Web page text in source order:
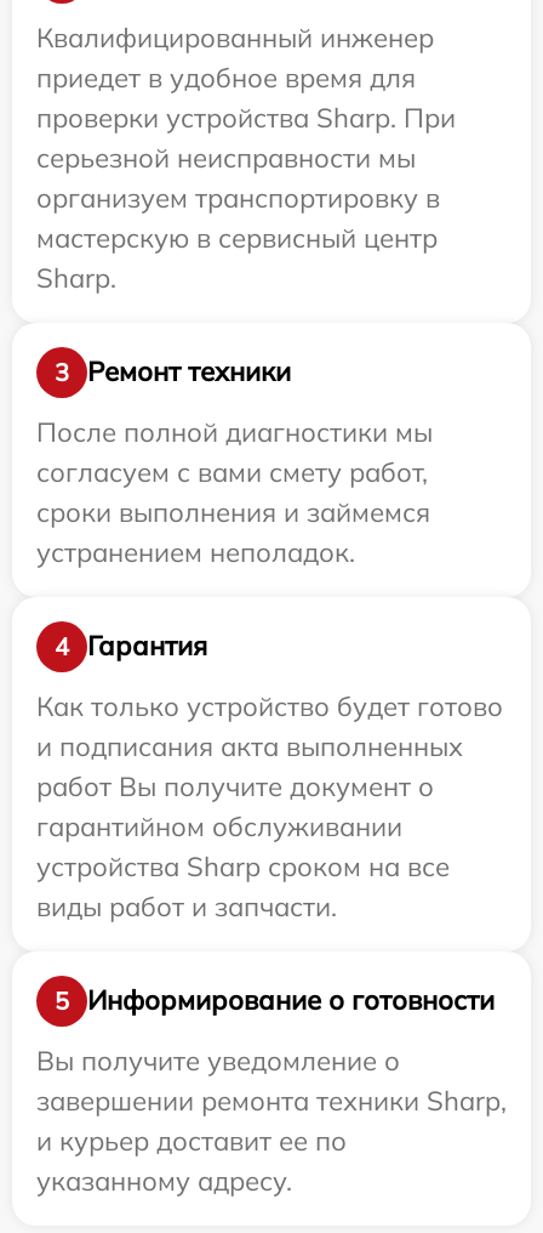
Квалифицированный инженер
приедет в удобное время для
проверки устройства Sharp. При
серьезной неисправности мы
организуем транспортировку в
мастерскую в сервисный центр
Sharp.
3
Ремонт техники
После полной диагностики мы
согласуем с вами смету работ,
сроки выполнения и займемся
устранением неполадок.
4
Гарантия
Как только устройство будет готово
и подписания акта выполненных
работ Вы получите документ о
гарантийном обслуживании
устройства Sharp сроком на все
виды работ и запчасти.
5
Информирование о готовности
Вы получите уведомление о
завершении ремонта техники Sharp,
и курьер доставит ее по
указанному адресу.